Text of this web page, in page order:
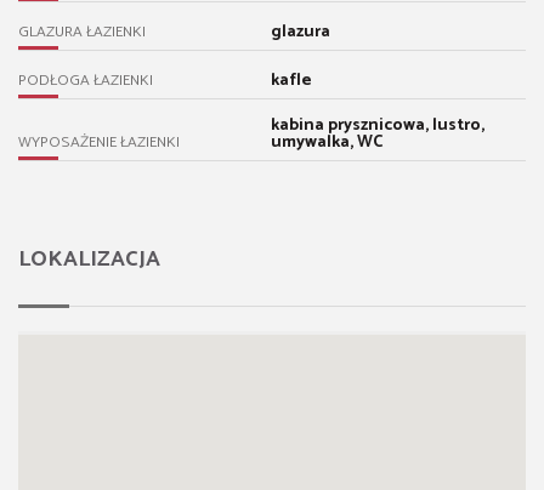
GLAZURA ŁAZIENKI glazura
PODŁOGA ŁAZIENKI kafle
WYPOSAŻENIE ŁAZIENKI
kabina prysznicowa, lustro,
umywalka, WC
LOKALIZACJA